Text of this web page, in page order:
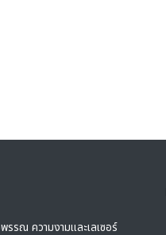
รณ ความงามและเลเซอร์